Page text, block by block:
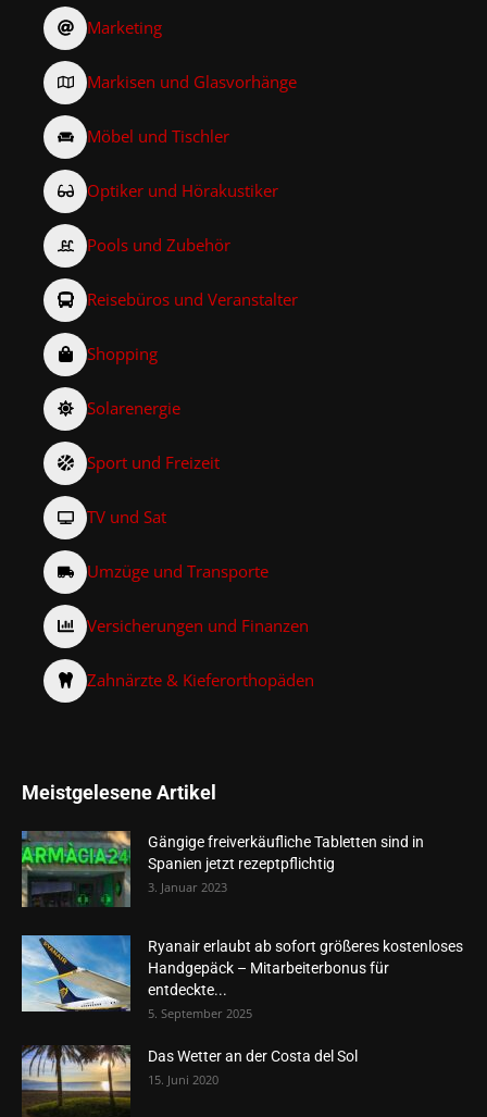
Marketing
Markisen und Glasvorhänge
Möbel und Tischler
Optiker und Hörakustiker
Pools und Zubehör
Reisebüros und Veranstalter
Shopping
Solarenergie
Sport und Freizeit
TV und Sat
Umzüge und Transporte
Versicherungen und Finanzen
Zahnärzte & Kieferorthopäden
Meistgelesene Artikel
Gängige freiverkäufliche Tabletten sind in
Spanien jetzt rezeptpflichtig
3. Januar 2023
Ryanair erlaubt ab sofort größeres kostenloses
Handgepäck – Mitarbeiterbonus für
entdeckte...
5. September 2025
Das Wetter an der Costa del Sol
15. Juni 2020